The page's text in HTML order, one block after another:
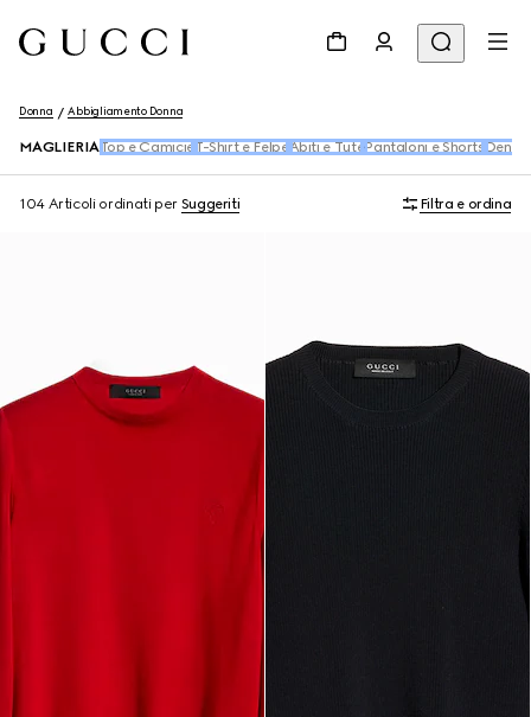
Donna Abbigliamento Donna
MAGLIERIATop e Camicie T-Shirt e Felpe Abiti e TutePantaloni e Shorts Denim
104 Articoli ordinati per Suggeriti Filtra e ordina